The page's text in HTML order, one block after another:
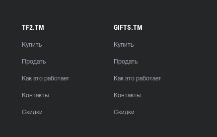
TF2.TM
Купить
Продать
Как это работает
Контакты
Скидки
GIFTS.TM
Купить
Продать
Как это работает
Контакты
Скидки